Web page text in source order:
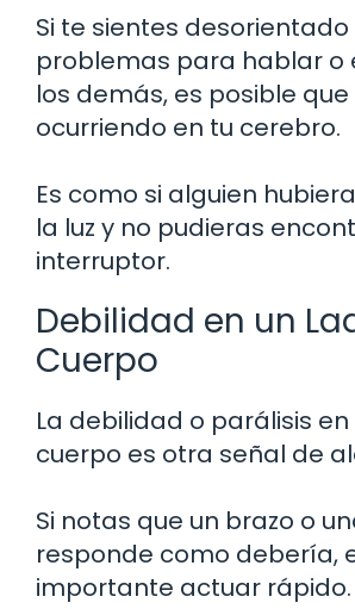
Si te sientes
problemas para hablar o
los demás, es posible
ocurriendo en tu cerebro.
Es como si alguien
la luz y no pudieras
interruptor.
Debilidad en un
Cuerpo
La debilidad o parálisis
cuerpo es otra señal de
Si notas que un brazo o
responde como debería,
importante actuar rápido.